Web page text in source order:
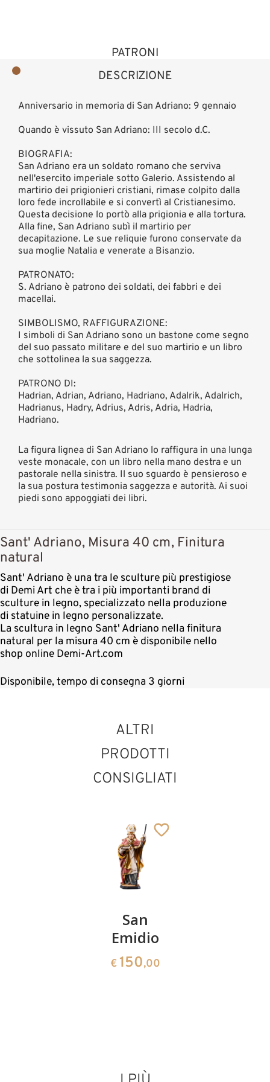
DESCRIZIONE
PATRONI
Anniversario in memoria di San Adriano: 9 gennaio
Quando è vissuto San Adriano: III secolo d.C.
BIOGRAFIA:
San Adriano era un soldato romano che serviva
nell'esercito imperiale sotto Galerio. Assistendo al
martirio dei prigionieri cristiani, rimase colpito dalla
loro fede incrollabile e si convertì al Cristianesimo.
Questa decisione lo portò alla prigionia e alla tortura.
Alla fine, San Adriano subì il martirio per
decapitazione. Le sue reliquie furono conservate da
sua moglie Natalia e venerate a Bisanzio.
PATRONATO:
S. Adriano è patrono dei soldati, dei fabbri e dei
macellai.
SIMBOLISMO, RAFFIGURAZIONE:
I simboli di San Adriano sono un bastone come segno
del suo passato militare e del suo martirio e un libro
che sottolinea la sua saggezza.
PATRONO DI:
Hadrian, Adrian, Adriano, Hadriano, Adalrik, Adalrich,
Hadrianus, Hadry, Adrius, Adris, Adria, Hadria,
Hadriano.
La figura lignea di San Adriano lo raffigura in una lunga
veste monacale, con un libro nella mano destra e un
pastorale nella sinistra. Il suo sguardo è pensieroso e
la sua postura testimonia saggezza e autorità. Ai suoi
piedi sono appoggiati dei libri.
Sant' Adriano, Misura 40 cm, Finitura
natural
Sant' Adriano è una tra le sculture più prestigiose
di Demi Art che è tra i più importanti brand di
sculture in legno, specializzato nella produzione
di statuine in legno personalizzate.
La scultura in legno Sant' Adriano nella finitura
natural per la misura 40 cm è disponibile nello
shop online Demi-Art.com
Disponibile, tempo di consegna 3 giorni
ALTRI
PRODOTTI
CONSIGLIATI
San
Emidio
€ 150,00